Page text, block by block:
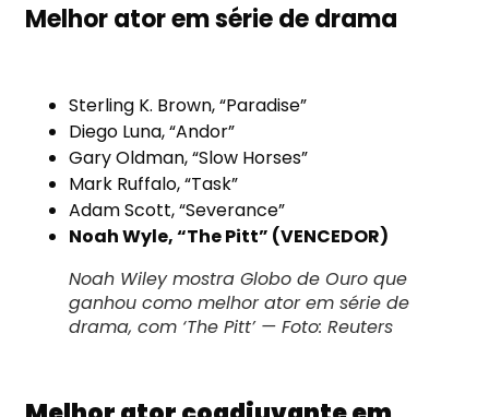
Melhor ator em série de drama
Sterling K. Brown, “Paradise”
Diego Luna, “Andor”
Gary Oldman, “Slow Horses”
Mark Ruffalo, “Task”
Adam Scott, “Severance”
Noah Wyle, “The Pitt” (VENCEDOR)
Noah Wiley mostra Globo de Ouro que
ganhou como melhor ator em série de
drama, com ‘The Pitt’ — Foto: Reuters